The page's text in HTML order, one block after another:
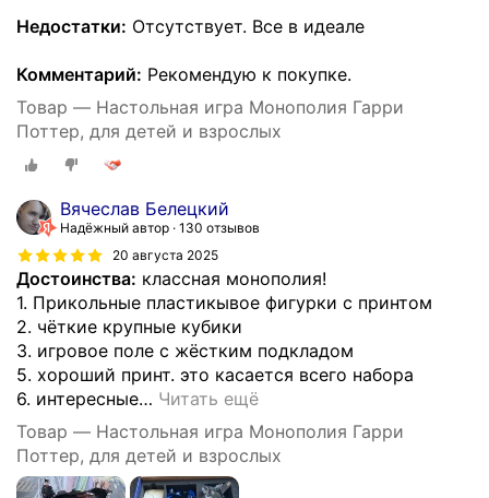
Недостатки: Отсутствует. Все в идеале
Комментарий: Рекомендую к покупке.
Товар — Настольная игра Монополия Гарри
Поттер, для детей и взрослых
Вячеслав Белецкий
Надёжный автор 130 отзывов
20 августа 2025
Достоинства: классная монополия!
1. Прикольные пластикывое фигурки с принтом
2. чёткие крупные кубики
3. игровое поле с жёстким подкладом
5. хороший принт. это касается всего набора
6. интересные… Читать ещё
Товар — Настольная игра Монополия Гарри
Поттер, для детей и взрослых